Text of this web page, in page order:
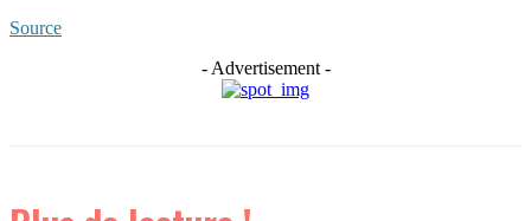
Source
- Advertisement -